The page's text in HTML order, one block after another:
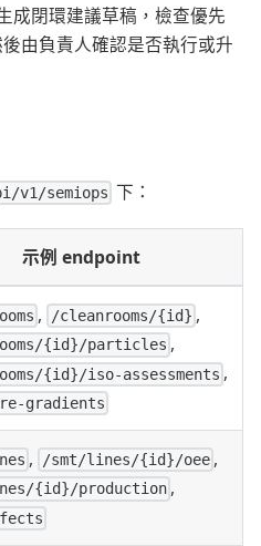
成閉環建議草稿，檢查優先
由負責人確認是否執行或升
v1/semiops 下：
示例 endpoint
, /cleanrooms/{id} ,
{id}/particles ,
{id}/iso-assessments ,
gradients
, /smt/lines/{id}/oee ,
{id}/production ,